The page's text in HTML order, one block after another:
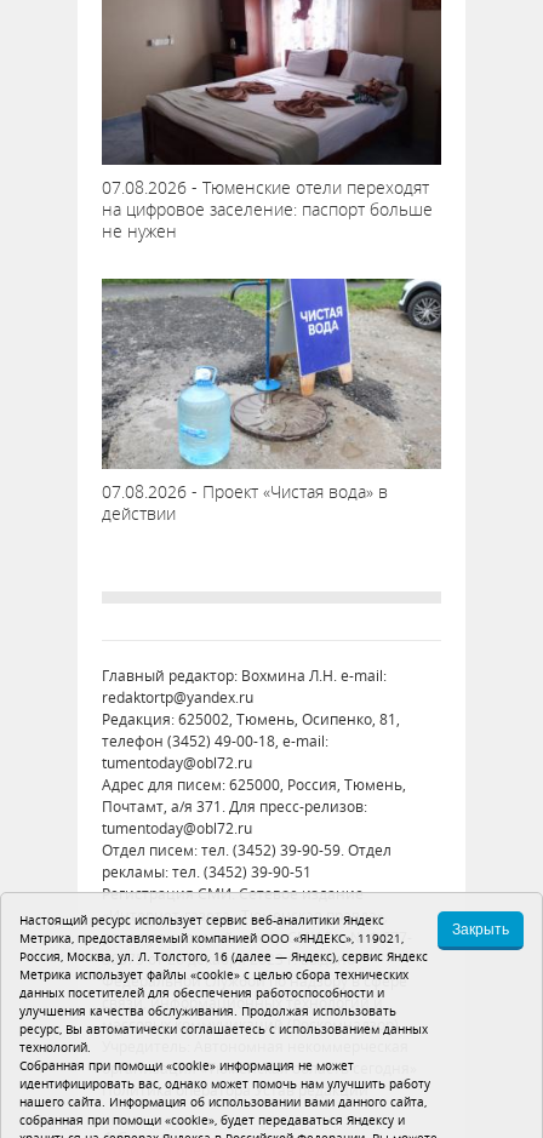
07.08.2026 - Тюменские отели переходят
на цифровое заселение: паспорт больше
не нужен
07.08.2026 - Проект «Чистая вода» в
действии
Главный редактор: Вохмина Л.Н. e-mail:
redaktortp@yandex.ru
Редакция: 625002, Тюмень, Осипенко, 81,
телефон (3452) 49-00-18, e-mail:
tumentoday@obl72.ru
Адрес для писем: 625000, Россия, Тюмень,
Почтамт, а/я 371. Для пресс-релизов:
tumentoday@obl72.ru
Отдел писем: тел. (3452) 39-90-59. Отдел
рекламы: тел. (3452) 39-90-51
Регистрация СМИ: Сетевое издание
«Интернет-газета «Тюменская правда»,
регистрационный номер СМИ Эл № ФС77-
86575 от 26 декабря 2023 г. выдано
Федеральной службой по надзору в сфере
связи, информационных технологий и
массовых коммуникаций (Роскомнадзор)
организация «Тюменская область сегодня»
Политика оператора Устав редакции
Настоящий ресурс использует сервис веб-аналитики Яндекс
Метрика, предоставляемый компанией ООО «ЯНДЕКС», 119021,
Россия, Москва, ул. Л. Толстого, 16 (далее — Яндекс), сервис Яндекс
Метрика использует файлы «cookie» с целью сбора технических
данных посетителей для обеспечения работоспособности и
улучшения качества обслуживания. Продолжая использовать
ресурс, Вы автоматически соглашаетесь с использованием данных
технологий.
Собранная при помощи «cookie» информация не может
идентифицировать вас, однако может помочь нам улучшить работу
нашего сайта. Информация об использовании вами данного сайта,
собранная при помощи «cookie», будет передаваться Яндексу и
Закрыть